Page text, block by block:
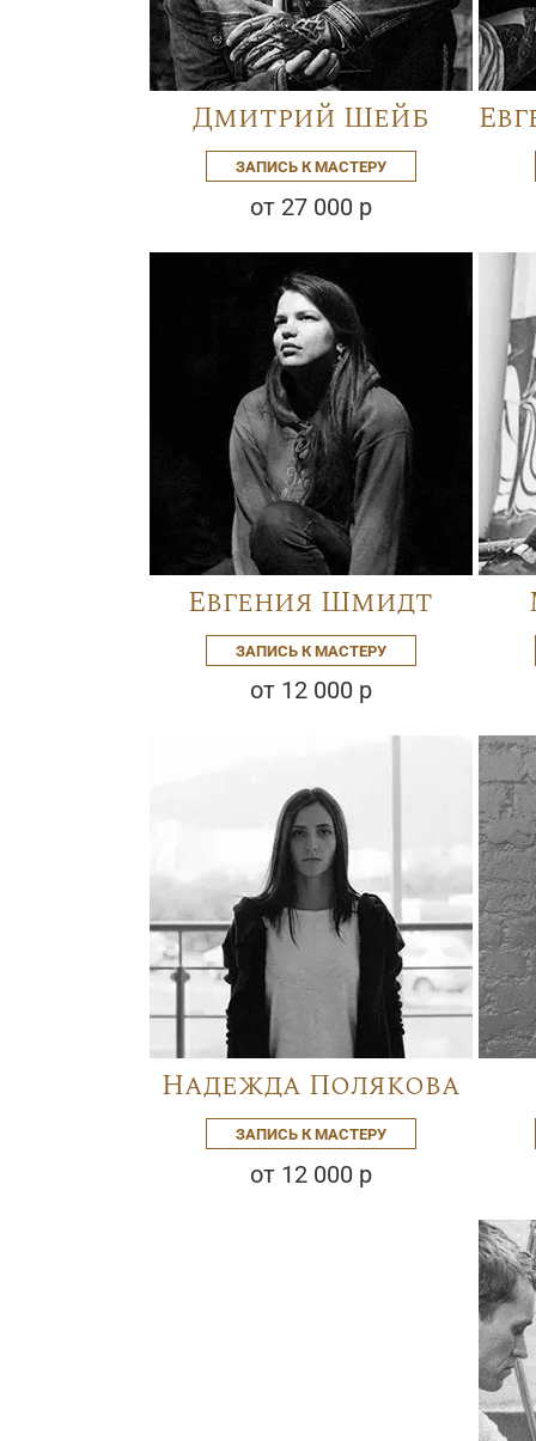
Дмитрий Шейб
ЗАПИСЬ К МАСТЕРУ
от 27 000 р
Евгения Шмидт
ЗАПИСЬ К МАСТЕРУ
от 12 000 р
Надежда Полякова
ЗАПИСЬ К МАСТЕРУ
от 12 000 р